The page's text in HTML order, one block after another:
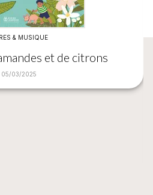
& MUSIQUE
et de citrons
05/03/2025